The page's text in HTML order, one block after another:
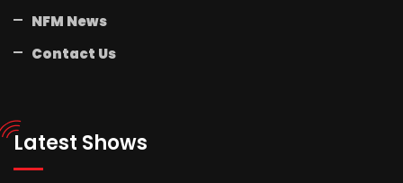
NFM News
Contact Us
Latest Shows